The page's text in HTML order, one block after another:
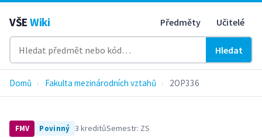
VŠE Wiki Předměty Učitelé
Hledat
Domů › Fakulta mezinárodních vztahů › 2OP336
FMV Povinný 3 kreditůSemestr: ZS